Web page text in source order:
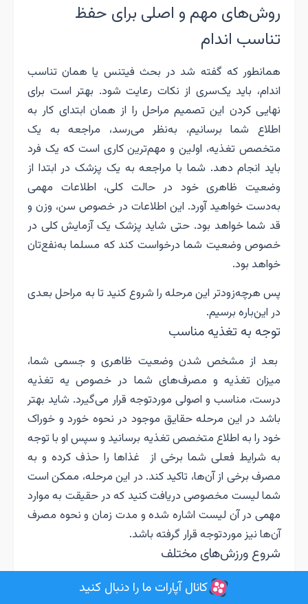
روش‌های مهم و اصلی برای حفظ
تناسب اندام
همانطور که گفته شد در بحث فیتنس یا همان تناسب
اندام، باید یک‌سری از نکات رعایت شود. بهتر است برای
نهایی کردن این تصمیم مراحل را از همان ابتدای کار به
اطلاع شما برسانیم، به‌نظر می‌رسد، مراجعه به یک
متخصص تغذیه، اولین و مهم‌ترین کاری است که یک فرد
باید انجام دهد. شما با مراجعه به یک پزشک در ابتدا از
وضعیت ظاهری خود در حالت کلی، اطلاعات مهمی
به‌دست خواهید آورد. این اطلاعات در خصوص سن، وزن و
قد شما خواهد بود. حتی شاید پزشک یک آزمایش کلی در
خصوص وضعیت شما درخواست کند که مسلما به‌نفع‌تان
خواهد بود.
پس هرچه‌زودتر این مرحله را شروع کنید تا به مراحل بعدی
در این‌باره برسیم.
توجه به تغذیه مناسب
بعد از مشخص شدن وضعیت ظاهری و جسمی شما،
میزان تغذیه و مصرف‌های شما در خصوص یه تغذیه
درست، مناسب و اصولی موردتوجه قرار می‌گیرد. شاید بهتر
باشد در این مرحله حقایق موجود در نحوه خورد و خوراک
خود را به اطلاع متخصص تغذیه برسانید و سپس او با توجه
به شرایط فعلی شما برخی از غذاها را حذف کرده و به
مصرف برخی از آن‌ها، تاکید کند. در این مرحله، ممکن است
شما لیست مخصوصی دریافت کنید که در حقیقت به موارد
مهمی در آن لیست اشاره شده و مدت زمان و نحوه مصرف
آن‌ها نیز موردتوجه قرار گرفته باشد.
شروع ورزش‌های مختلف
بعد از نکات تغذیه‌ای مناسب در خصوص تناسب اندام،
کانال آپارات ما را دنبال کنید